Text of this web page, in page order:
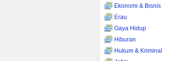
Ekonomi & Bisnis
Erau
Gaya Hidup
Hiburan
Hukum & Kriminal